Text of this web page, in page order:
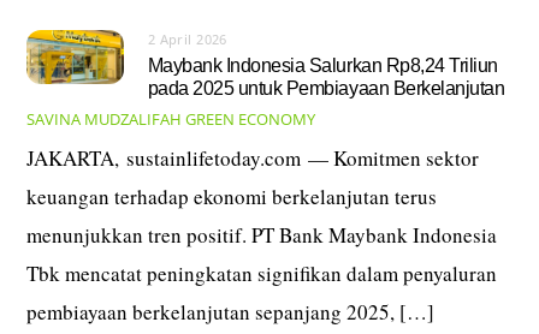
2 April 2026
Maybank Indonesia Salurkan Rp8,24 Triliun
pada 2025 untuk Pembiayaan Berkelanjutan
SAVINA MUDZALIFAH GREEN ECONOMY
JAKARTA, sustainlifetoday.com — Komitmen sektor
keuangan terhadap ekonomi berkelanjutan terus
menunjukkan tren positif. PT Bank Maybank Indonesia
Tbk mencatat peningkatan signifikan dalam penyaluran
pembiayaan berkelanjutan sepanjang 2025, […]